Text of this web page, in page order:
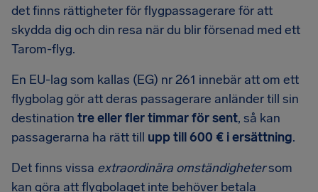
det finns rättigheter för flygpassagerare för att
skydda dig och din resa när du blir försenad med ett
Tarom-flyg.
En EU-lag som kallas (EG) nr 261 innebär att om ett
flygbolag gör att deras passagerare anländer till sin
destination tre eller fler timmar för sent, så kan
passagerarna ha rätt till upp till 600 € i ersättning.
Det finns vissa extraordinära omständighetersom
kan göra att flygbolaget inte behöver betala